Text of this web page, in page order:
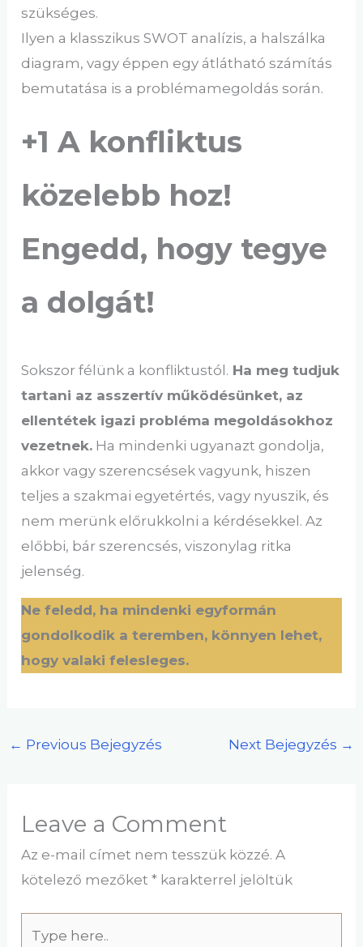
szükséges.
Ilyen a klasszikus SWOT analízis, a halszálka
diagram, vagy éppen egy átlátható számítás
bemutatása is a problémamegoldás során.
+1 A konfliktus
közelebb hoz!
Engedd, hogy tegye
a dolgát!
Sokszor félünk a konfliktustól. Ha meg tudjuk
tartani az asszertív működésünket, az
ellentétek igazi probléma megoldásokhoz
vezetnek. Ha mindenki ugyanazt gondolja,
akkor vagy szerencsések vagyunk, hiszen
teljes a szakmai egyetértés, vagy nyuszik, és
nem merünk előrukkolni a kérdésekkel. Az
előbbi, bár szerencsés, viszonylag ritka
jelenség.
Ne feledd, ha mindenki egyformán
gondolkodik a teremben, könnyen lehet,
hogy valaki felesleges.
← Previous Bejegyzés Next Bejegyzés →
Leave a Comment
Az e-mail címet nem tesszük közzé. A
kötelező mezőket* karakterrel jelöltük